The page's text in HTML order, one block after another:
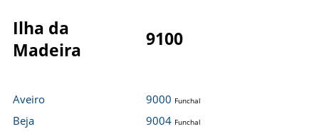
Ilha da
Madeira
9100
Aveiro
Beja
9000 Funchal
9004 Funchal